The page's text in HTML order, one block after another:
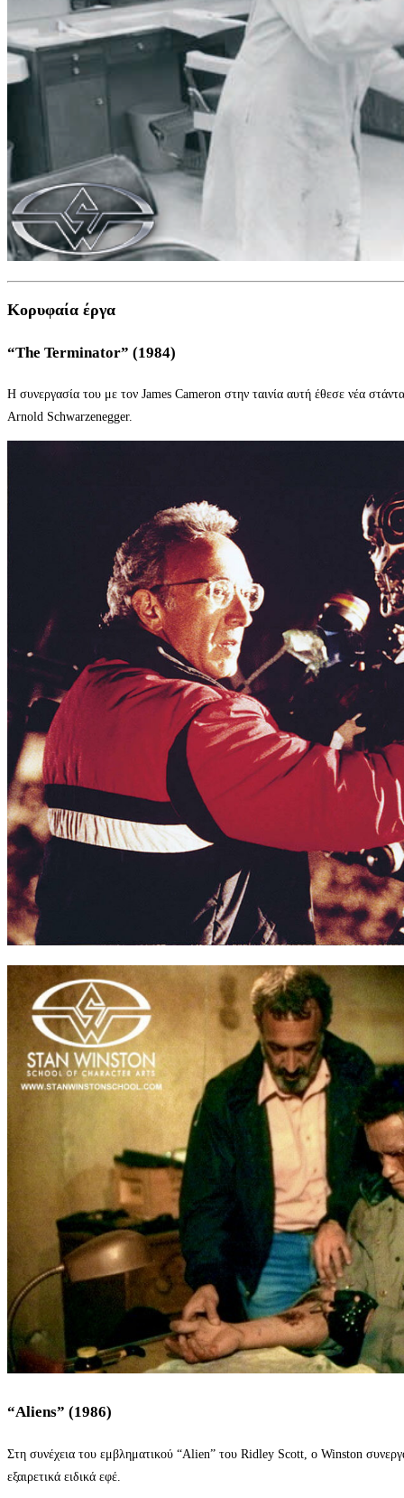
Κορυφαία έργα
“The Terminator” (1984)
Η συνεργασία του με τον James Cameron στην ταινία αυτή έθεσε νέα
Arnold Schwarzenegger.
“Aliens” (1986)
Στη συνέχεια του εμβληματικού “Alien” του Ridley Scott, ο Winston
εξαιρετικά ειδικά εφέ.